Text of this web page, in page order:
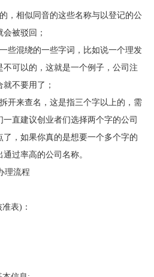
，相似同音的这些名称与以登记的公
被驳回；
些混绕的一些字词，比如说一个理发
可以的，这就是一个例子，公司注
不要用了；
开来查名，这是指三个字以上的，需
直建议创业者们选择两个字的公司
，如果你真的是想要一个多个字的
过率高的公司名称。
表)：